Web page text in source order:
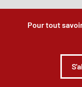
Pour tout